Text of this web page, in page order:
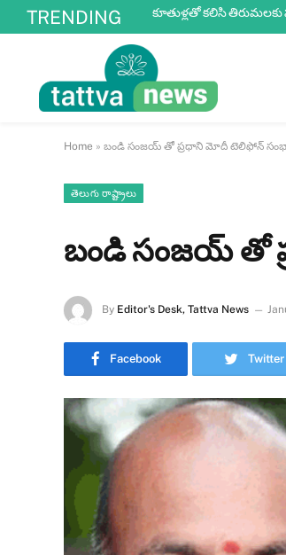
TRENDING
కూతుళ్ల‌తో క‌లిసి
Home » బండి సంజయ్ తో ప్రధాని మోదీ టెలిఫోన్
తెలుగు రాష్ట్రాలు
బండి సంజయ్ తో
By Editor's Desk, Tattva News
Facebook Twitter